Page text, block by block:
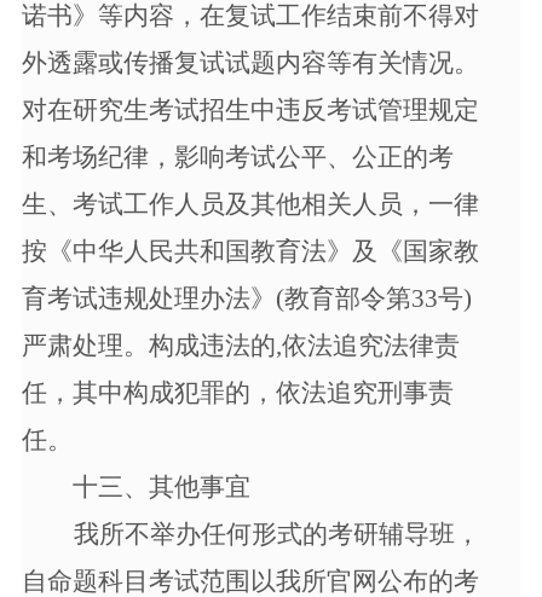
诺书》等内容，在复试工作结束前不得对
外透露或传播复试试题内容等有关情况。
对在研究生考试招生中违反考试管理规定
和考场纪律，影响考试公平、公正的考
生、考试工作人员及其他相关人员，一律
按《中华人民共和国教育法》及《国家教
育考试违规处理办法》(教育部令第33号)
严肃处理。构成违法的,依法追究法律责
任，其中构成犯罪的，依法追究刑事责
任。
十三、其他事宜
我所不举办任何形式的考研辅导班，
自命题科目考试范围以我所官网公布的考